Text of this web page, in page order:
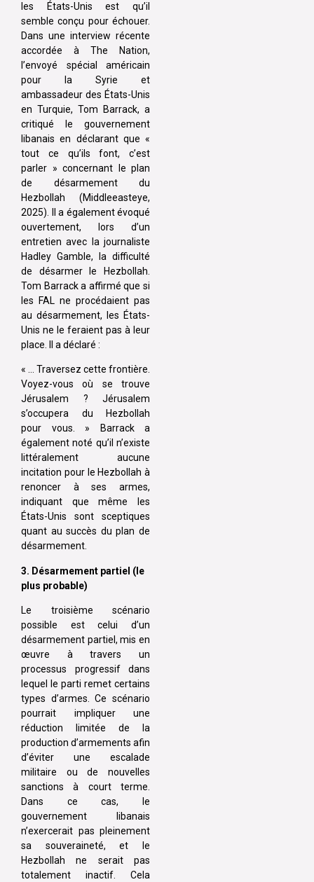
les États-Unis est qu’il
semble conçu pour échouer.
Dans une interview récente
accordée à The Nation,
l’envoyé spécial américain
pour la Syrie et
ambassadeur des États-Unis
en Turquie, Tom Barrack, a
critiqué le gouvernement
libanais en déclarant que «
tout ce qu’ils font, c’est
parler » concernant le plan
de désarmement du
Hezbollah (Middleeasteye,
2025). Il a également évoqué
ouvertement, lors d’un
entretien avec la journaliste
Hadley Gamble, la difficulté
de désarmer le Hezbollah.
Tom Barrack a affirmé que si
les FAL ne procédaient pas
au désarmement, les États-
Unis ne le feraient pas à leur
place. Il a déclaré :
« … Traversez cette frontière.
Voyez-vous où se trouve
Jérusalem ? Jérusalem
s’occupera du Hezbollah
pour vous. » Barrack a
également noté qu’il n’existe
littéralement aucune
incitation pour le Hezbollah à
renoncer à ses armes,
indiquant que même les
États-Unis sont sceptiques
quant au succès du plan de
désarmement.
3. Désarmement partiel (le
plus probable)
Le troisième scénario
possible est celui d’un
désarmement partiel, mis en
œuvre à travers un
processus progressif dans
lequel le parti remet certains
types d’armes. Ce scénario
pourrait impliquer une
réduction limitée de la
production d’armements afin
d’éviter une escalade
militaire ou de nouvelles
sanctions à court terme.
Dans ce cas, le
gouvernement libanais
n’exercerait pas pleinement
sa souveraineté, et le
Hezbollah ne serait pas
totalement inactif. Cela